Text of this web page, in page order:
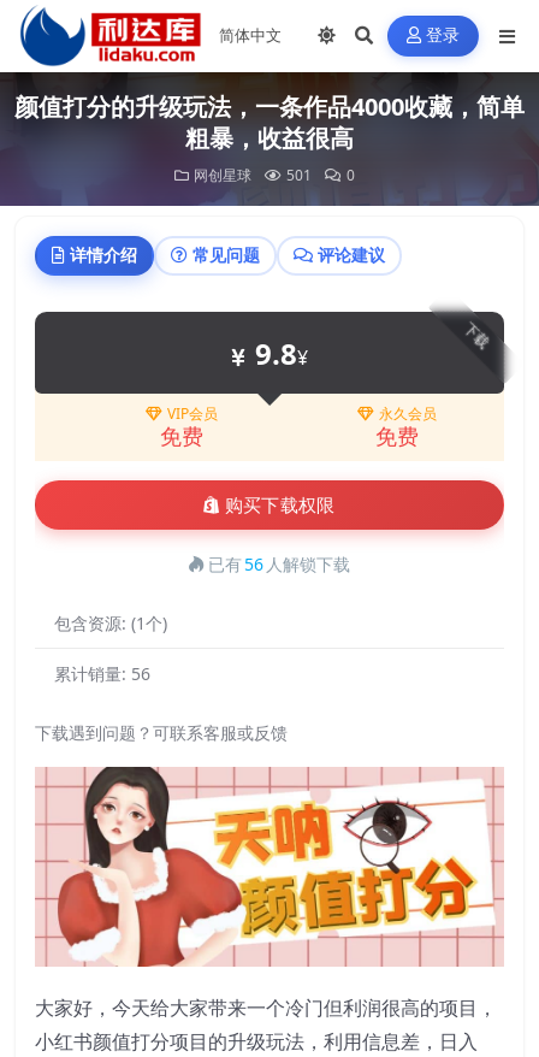
登录
颜值打分的升级玩法，一条作品4000收藏，简单
粗暴，收益很高
网创星球 501 0
详情介绍 常见问题 评论建议
下载
9.8¥
VIP会员
免费
永久会员
免费
购买下载权限
已有56 人解锁下载
包含资源: (1个)
累计销量: 56
下载遇到问题？可联系客服或反馈
大家好，今天给大家带来一个冷门但利润很高的项目，
小红书颜值打分项目的升级玩法，利用信息差，日入